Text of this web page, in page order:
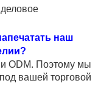
наш
ODM. Поэтому мы
вашей торговой